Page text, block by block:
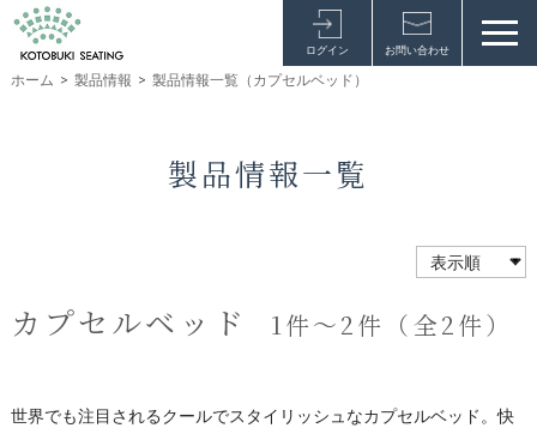
ログイン お問い合わせ
ホーム > 製品情報 > 製品情報一覧（カプセルベッド）
製品情報一覧
カプセルベッド 1件～2件（全2件）
世界でも注目されるクールでスタイリッシュなカプセルベッド。快